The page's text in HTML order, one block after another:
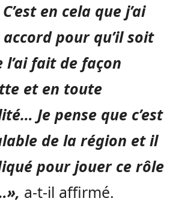
en cela que j’ai
pour qu’il soit
l’ai fait de façon
et en toute
Je pense que c’est
de la région et il
pour jouer ce rôle
a-t-il affirmé.